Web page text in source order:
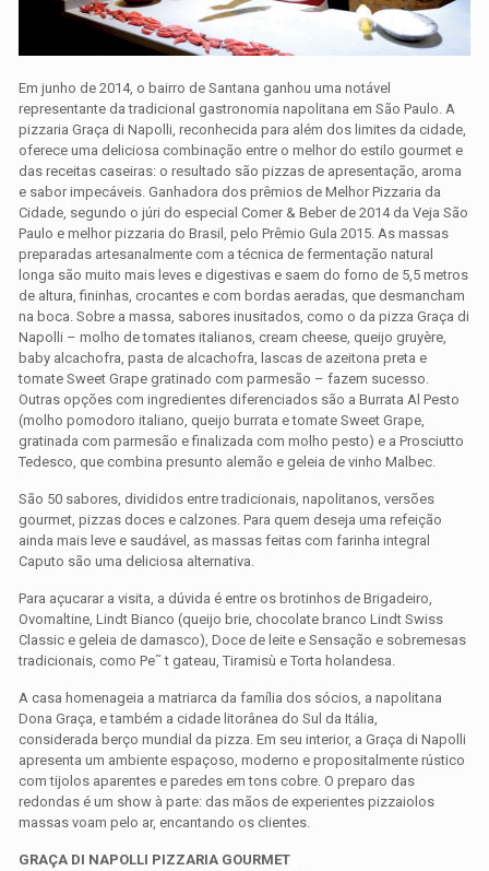
Em junho de 2014, o bairro de Santana ganhou uma notável
representante da tradicional gastronomia napolitana em São Paulo. A
pizzaria Graça di Napolli, reconhecida para além dos limites da cidade,
oferece uma deliciosa combinação entre o melhor do estilo gourmet e
das receitas caseiras: o resultado são pizzas de apresentação, aroma
e sabor impecáveis. Ganhadora dos prêmios de Melhor Pizzaria da
Cidade, segundo o júri do especial Comer & Beber de 2014 da Veja São
Paulo e melhor pizzaria do Brasil, pelo Prêmio Gula 2015. As massas
preparadas artesanalmente com a técnica de fermentação natural
longa são muito mais leves e digestivas e saem do forno de 5,5 metros
de altura, fininhas, crocantes e com bordas aeradas, que desmancham
na boca. Sobre a massa, sabores inusitados, como o da pizza Graça di
Napolli – molho de tomates italianos, cream cheese, queijo gruyère,
baby alcachofra, pasta de alcachofra, lascas de azeitona preta e
tomate Sweet Grape gratinado com parmesão – fazem sucesso.
Outras opções com ingredientes diferenciados são a Burrata Al Pesto
(molho pomodoro italiano, queijo burrata e tomate Sweet Grape,
gratinada com parmesão e finalizada com molho pesto) e a Prosciutto
Tedesco, que combina presunto alemão e geleia de vinho Malbec.
São 50 sabores, divididos entre tradicionais, napolitanos, versões
gourmet, pizzas doces e calzones. Para quem deseja uma refeição
ainda mais leve e saudável, as massas feitas com farinha integral
Caputo são uma deliciosa alternativa.
Para açucarar a visita, a dúvida é entre os brotinhos de Brigadeiro,
Ovomaltine, Lindt Bianco (queijo brie, chocolate branco Lindt Swiss
Classic e geleia de damasco), Doce de leite e Sensação e sobremesas
tradicionais, como Pe˜ t gateau, Tiramisù e Torta holandesa.
A casa homenageia a matriarca da família dos sócios, a napolitana
Dona Graça, e também a cidade litorânea do Sul da Itália,
considerada berço mundial da pizza. Em seu interior, a Graça di Napolli
apresenta um ambiente espaçoso, moderno e propositalmente rústico
com tijolos aparentes e paredes em tons cobre. O preparo das
redondas é um show à parte: das mãos de experientes pizzaiolos
massas voam pelo ar, encantando os clientes.
GRAÇA DI NAPOLLI PIZZARIA GOURMET